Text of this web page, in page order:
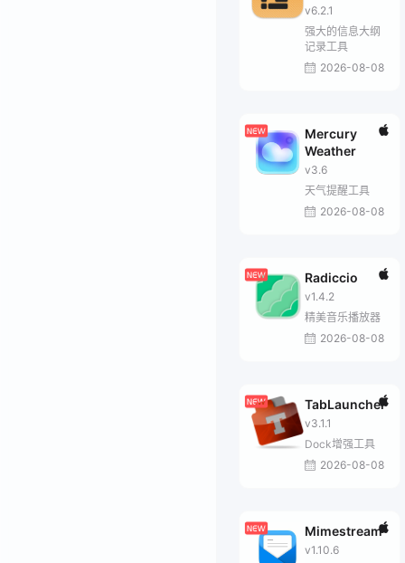
v6.2.1
强大的信息大纲
记录工具
2026-08-08
Mercury
Weather
v3.6
天气提醒工具
2026-08-08
Radiccio
v1.4.2
精美音乐播放器
2026-08-08
TabLauncher
v3.1.1
Dock增强工具
2026-08-08
Mimestream
v1.10.6